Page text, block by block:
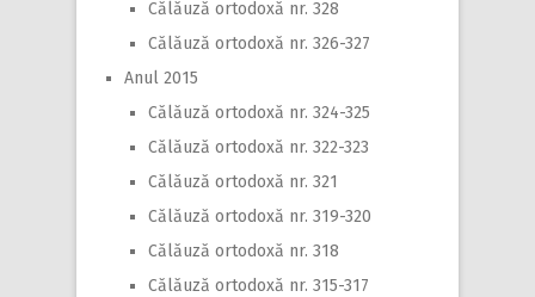
Călăuză ortodoxă nr. 328
Călăuză ortodoxă nr. 326-327
Anul 2015
Călăuză ortodoxă nr. 324-325
Călăuză ortodoxă nr. 322-323
Călăuză ortodoxă nr. 321
Călăuză ortodoxă nr. 319-320
Călăuză ortodoxă nr. 318
Călăuză ortodoxă nr. 315-317